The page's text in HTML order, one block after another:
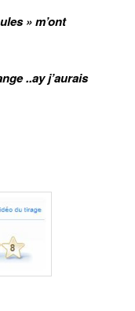
» m’ont
..ay j’aurais